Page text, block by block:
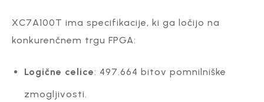
XC7A100T ima specifikacije, ki ga ločijo na
konkurenčnem trgu FPGA:
Logične celice: 497.664 bitov pomnilniške
zmogljivosti.